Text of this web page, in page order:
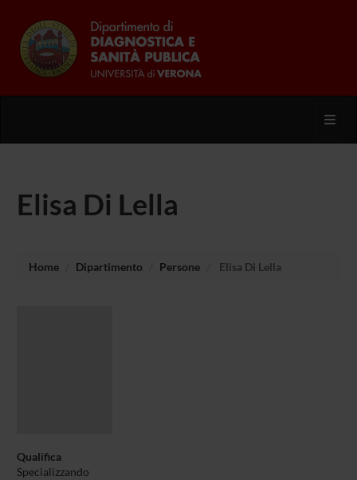
Elisa Di Lella
Home Dipartimento Persone Elisa Di Lella
Qualifica
Specializzando